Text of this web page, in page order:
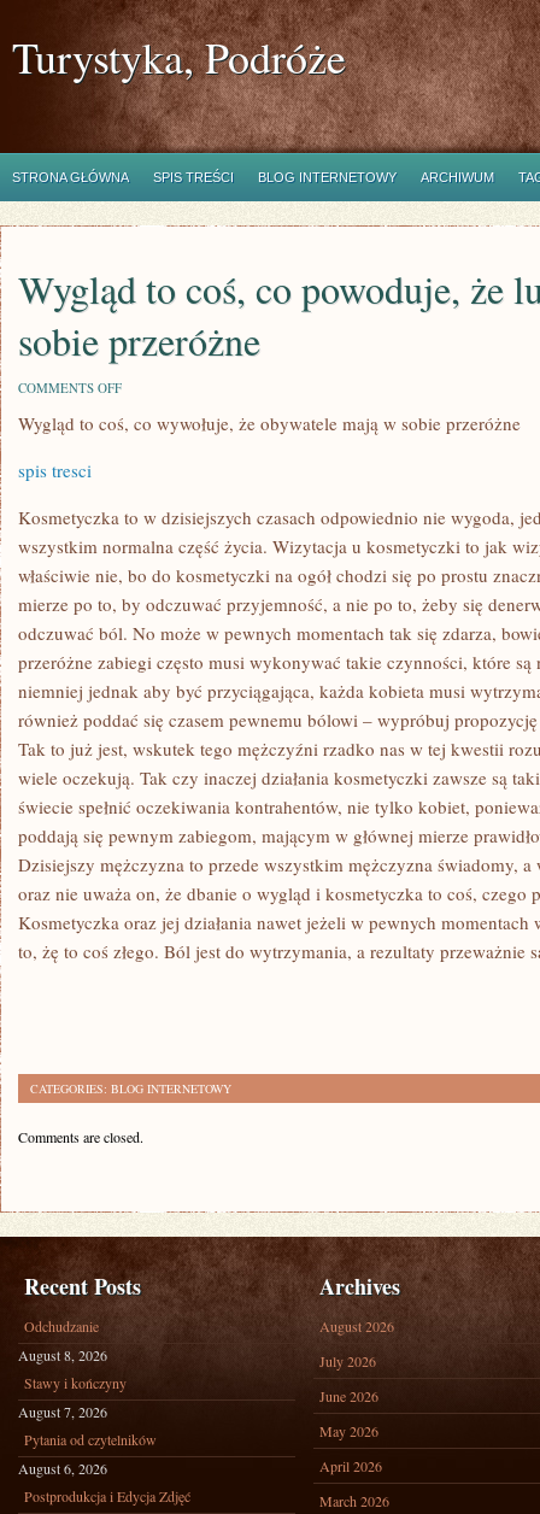
Turystyka, Podróże
STRONA GŁÓWNA SPIS TREŚCI BLOG INTERNETOWY ARCHIWUM
Wygląd to coś, co powoduje, że
sobie przeróżne
COMMENTS OFFON
TO
LUDZIE
W
SOBIE
PRZERÓŻNE
Wygląd to coś, co wywołuje, że obywatele mają w sobie przeróżne
spis tresci
Kosmetyczka to w dzisiejszych czasach odpowiednio nie wygoda,
wszystkim normalna część życia. Wizytacja u kosmetyczki to jak
właściwie nie, bo do kosmetyczki na ogół chodzi się po prostu
mierze po to, by odczuwać przyjemność, a nie po to, żeby się
odczuwać ból. No może w pewnych momentach tak się zdarza,
przeróżne zabiegi często musi wykonywać takie czynności, które
niemniej jednak aby być przyciągająca, każda kobieta musi
również poddać się czasem pewnemu bólowi – wypróbuj
Tak to już jest, wskutek tego mężczyźni rzadko nas w tej kwestii
wiele oczekują. Tak czy inaczej działania kosmetyczki zawsze są
świecie spełnić oczekiwania kontrahentów, nie tylko kobiet,
poddają się pewnym zabiegom, mającym w głównej mierze
Dzisiejszy mężczyzna to przede wszystkim mężczyzna świadomy,
oraz nie uważa on, że dbanie o wygląd i kosmetyczka to coś, czego
Kosmetyczka oraz jej działania nawet jeżeli w pewnych
to, żę to coś złego. Ból jest do wytrzymania, a rezultaty przeważnie
CATEGORIES: BLOG INTERNETOWY
Comments are closed.
Recent Posts
Odchudzanie
August 8, 2026
Stawy i kończyny
August 7, 2026
Pytania od czytelników
August 6, 2026
Postprodukcja i Edycja Zdjęć
Archives
August 2026
July 2026
June 2026
May 2026
April 2026
March 2026